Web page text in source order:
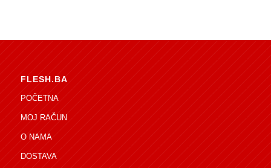
FLESH.BA
POČETNA
MOJ RAČUN
O NAMA
DOSTAVA